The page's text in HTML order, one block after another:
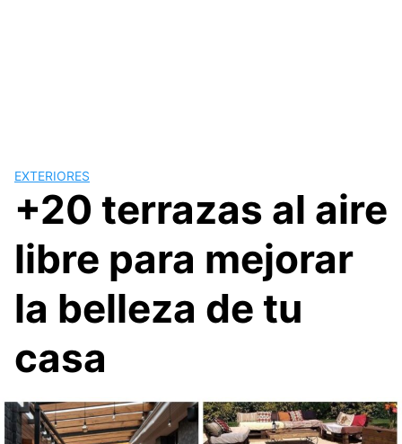
EXTERIORES
+20 terrazas al aire
libre para mejorar
la belleza de tu
casa